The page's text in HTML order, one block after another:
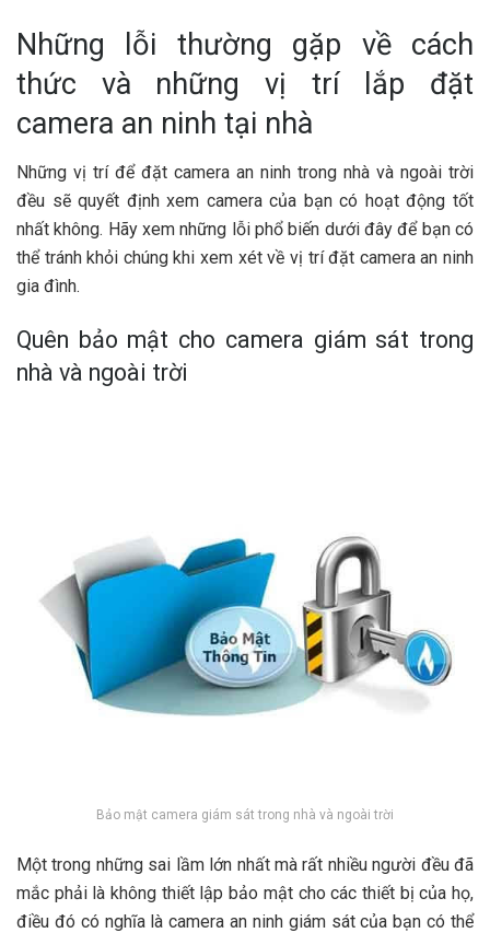
Những lỗi thường gặp về cách
thức và những vị trí lắp đặt
camera an ninh tại nhà
Những vị trí để đặt camera an ninh trong nhà và ngoài trời
đều sẽ quyết định xem camera của bạn có hoạt động tốt
nhất không. Hãy xem những lỗi phổ biến dưới đây để bạn có
thể tránh khỏi chúng khi xem xét về vị trí đặt camera an ninh
gia đình.
Quên bảo mật cho camera giám sát trong
nhà và ngoài trời
Bảo mật camera giám sát trong nhà và ngoài trời
Một trong những sai lầm lớn nhất mà rất nhiều người đều đã
mắc phải là không thiết lập bảo mật cho các thiết bị của họ,
điều đó có nghĩa là camera an ninh giám sát của bạn có thể